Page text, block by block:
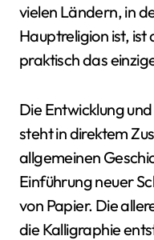
vielen Ländern, in
Hauptreligion ist,
praktisch das
Die Entwicklung
steht in direktem
allgemeinen
Einführung neuer
von Papier. Die
die Kalligraphie